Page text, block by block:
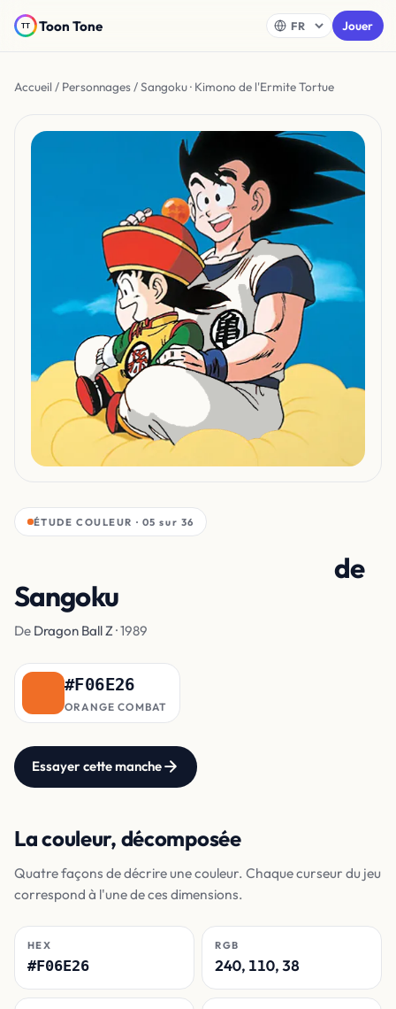
Toon Tone Jouer
Accueil / Personnages/ Sangoku · Kimono de l'Ermite Tortue
ÉTUDE COULEUR · 05 sur 36
de
Sangoku
De Dragon Ball Z· 1989
#F06E26
ORANGE COMBAT
Essayer cette manche
La couleur, décomposée
Quatre façons de décrire une couleur. Chaque curseur du jeu
correspond à l'une de ces dimensions.
HEX
#F06E26
RGB
240, 110, 38